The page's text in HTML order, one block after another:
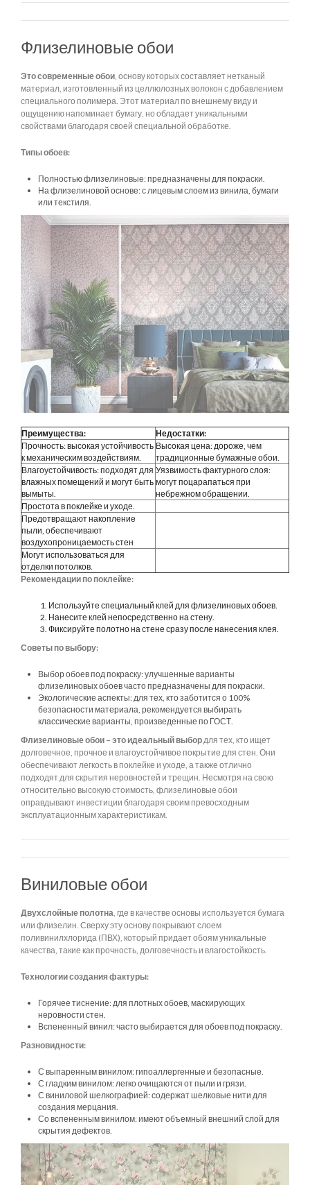
Флизелиновые обои
Это современные обои , основу которых составляет нетканый
материал, изготовленный из целлюлозных волокон с добавлением
специального полимера. Этот материал по внешнему виду и
ощущению напоминает бумагу, но обладает уникальными
свойствами благодаря своей специальной обработке.
Типы обоев:
Полностью флизелиновые: предназначены для покраски.
На флизелиновой основе: с лицевым слоем из винила, бумаги
или текстиля.
Преимущества:
Недостатки:
Прочность: высокая устойчивость
к механическим воздействиям.
Высокая цена: дороже, чем
традиционные бумажные обои.
Влагоустойчивость: подходят для
влажных помещений и могут быть
вымыты.
Уязвимость фактурного слоя:
могут поцарапаться при
небрежном обращении.
Простота в поклейке и уходе.
Предотвращают накопление
пыли, обеспечивают
воздухопроницаемость стен
Могут использоваться для
отделки потолков.
Рекомендации по поклейке:
Используйте специальный клей для флизелиновых обоев.
Нанесите клей непосредственно на стену.
Фиксируйте полотно на стене сразу после нанесения клея.
Советы по выбору:
Выбор обоев под покраску: улучшенные варианты
флизелиновых обоев часто предназначены для покраски.
Экологические аспекты: для тех, кто заботится о 100%
безопасности материала, рекомендуется выбирать
классические варианты, произведенные по ГОСТ.
Флизелиновые обои – это идеальный выбордля тех, кто ищет
долговечное, прочное и влагоустойчивое покрытие для стен. Они
обеспечивают легкость в поклейке и уходе, а также отлично
подходят для скрытия неровностей и трещин. Несмотря на свою
относительно высокую стоимость, флизелиновые обои
оправдывают инвестиции благодаря своим превосходным
эксплуатационным характеристикам.
Виниловые обои
Двухслойные полотна, где в качестве основы используется бумага
или флизелин. Сверху эту основу покрывают слоем
поливинилхлорида (ПВХ), который придает обоям уникальные
качества, такие как прочность, долговечность и влагостойкость.
Технологии создания фактуры:
Горячее тиснение: для плотных обоев, маскирующих
неровности стен.
Вспененный винил: часто выбирается для обоев под покраску.
Разновидности:
С выпаренным винилом: гипоаллергенные и безопасные.
С гладким винилом: легко очищаются от пыли и грязи.
С виниловой шелкографией: содержат шелковые нити для
создания мерцания.
Со вспененным винилом: имеют объемный внешний слой для
скрытия дефектов.